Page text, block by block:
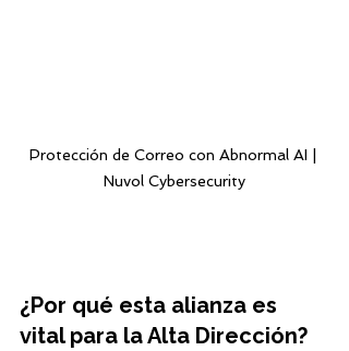
Protección de Correo con Abnormal AI |
Nuvol Cybersecurity
¿Por qué esta alianza es
vital para la Alta Dirección?